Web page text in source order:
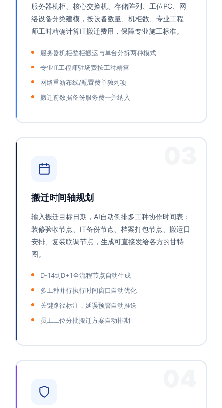
服务器机柜、核心交换机、存储阵列、工位PC、网
络设备分类建模，按设备数量、机柜数、专业工程
师工时精确计算IT搬迁费用，保障专业施工标准。
服务器机柜整柜搬运与单台分拆两种模式
专业IT工程师驻场费按工时精算
网络重新布线/配置费单独列项
搬迁前数据备份服务费一并纳入
搬迁时间轴规划
输入搬迁目标日期，AI自动倒排多工种协作时间表：
装修验收节点、IT备份节点、档案打包节点、搬运日
安排、复装联调节点，生成可直接发给各方的甘特
图。
D-14到D+1全流程节点自动生成
多工种并行执行时间窗口自动优化
关键路径标注，延误预警自动推送
员工工位分批搬迁方案自动排期